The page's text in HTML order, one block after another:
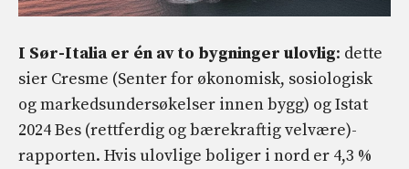
I Sør-Italia er én av to bygninger ulovlig: dette
sier Cresme (Senter for økonomisk, sosiologisk
og markedsundersøkelser innen bygg) og Istat
2024 Bes (rettferdig og bærekraftig velvære)-
rapporten. Hvis ulovlige boliger i nord er 4,3 %